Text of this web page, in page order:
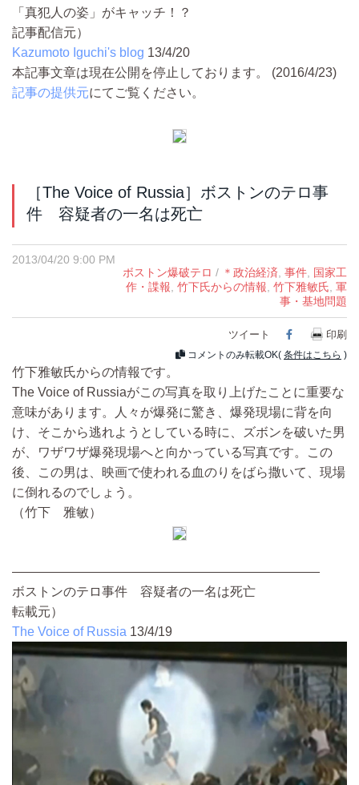
「真犯人の姿」がキャッチ！？
記事配信元）
Kazumoto Iguchi's blog 13/4/20
本記事文章は現在公開を停止しております。 (2016/4/23)
記事の提供元にてご覧ください。
［The Voice of Russia］ボストンのテロ事
件 容疑者の一名は死亡
2013/04/20 9:00 PM
ボストン爆破テロ / ＊政治経済 事件
国家工
作・諜報 竹下氏からの情報 竹下雅敏氏 軍
事・基地問題
ツイート Facebook
印刷
コメントのみ転載OK( 条件はこちら )
竹下雅敏氏からの情報です。
The Voice of Russiaがこの写真を取り上げたことに重要な
意味があります。人々が爆発に驚き、爆発現場に背を向
け、そこから逃れようとしている時に、ズボンを破いた男
が、ワザワザ爆発現場へと向かっている写真です。この
後、この男は、映画で使われる血のりをばら撒いて、現場
に倒れるのでしょう。
（竹下 雅敏）
————————————————————————
ボストンのテロ事件 容疑者の一名は死亡
転載元）
The Voice of Russia 13/4/19